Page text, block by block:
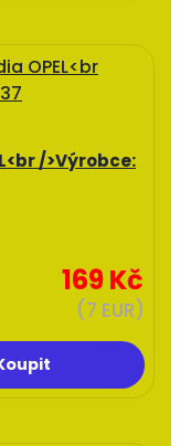
/>Výrobce:
169 Kč
(7 EUR)